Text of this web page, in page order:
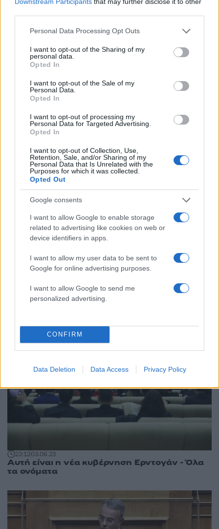
Please note that this website/app uses one or more Google
not limited to your visit or usage behaviour. You may click to
grant or deny consent to Google and its third-party tags to
use your data for below specified purposes in below Google
consent section.
Personal Data Processing Opt Outs
I want to opt-out of the Sharing of my
personal data.
Opted In
I want to opt-out of the Sale of my
Personal Data.
Opted In
I want to opt-out of processing my
Personal Data for Targeted Advertising.
Opted In
I want to opt-out of Collection, Use,
Retention, Sale, and/or Sharing of my
Personal Data that Is Unrelated with the
Purposes for which it was collected.
Opted Out
Google consents
I want to allow Google to enable storage
related to advertising like cookies on web or
device identifiers in apps.
I want to allow my user data to be sent to
Google for online advertising purposes.
I want to allow Google to send me
personalized advertising.
CONFIRM
Data Deletion Data Access Privacy Policy
17:1205.06.23
για επικεφαλής της Κεντρικής Τράπεζα της
Τουρκίας - Συνάντηση με Ερντογάν
12:02 04.06.23
Με λέξεις... κλειδιά για τις αγορές οι πρώτες
της Τουρκίας - Το «ωχ» του απερχόμενου
Νεμπατί
22:1203.06.23
Αυτή είναι η νέα κυβέρνηση Ερντογάν - Όλα
τα ονόματα